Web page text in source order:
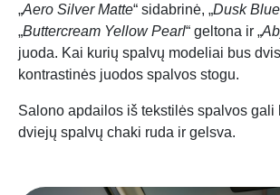
„Aero Silver Matte“ sidabrinė, „Dusk
„Buttercream Yellow Pearl“ geltona ir „
juoda. Kai kurių spalvų modeliai bus
kontrastinės juodos spalvos stogu.
Salono apdailos iš tekstilės spalvos gali
dviejų spalvų chaki ruda ir gelsva.